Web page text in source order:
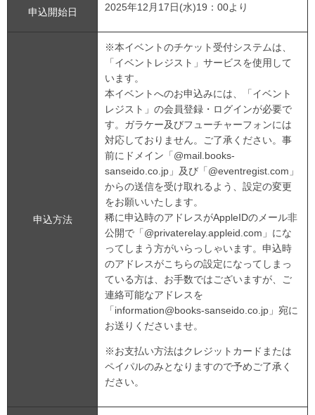
申込開始日 2025年12月17日(水)19：00より
申込方法
※本イベントのチケット受付システムは、
「イベントレジスト」サービスを使用して
います。
本イベントへのお申込みには、「イベント
レジスト」の会員登録・ログインが必要で
す。ガラケー及びフューチャーフォンには
対応しておりません。ご了承ください。事
前にドメイン「@mail.books-
sanseido.co.jp」及び「@eventregist.com」
からの送信を受け取れるよう、設定の変更
をお願いいたします。
稀に申込時のアドレスがAppleIDのメール非
公開で「@privaterelay.appleid.com」にな
ってしまう方がいらっしゃいます。申込時
のアドレスがこちらの設定になってしまっ
ている方は、お手数ではございますが、ご
連絡可能なアドレスを
「information@books-sanseido.co.jp」宛に
お送りくださいませ。
※お支払い方法はクレジットカードまたは
ペイパルのみとなりますので予めご了承く
ださい。